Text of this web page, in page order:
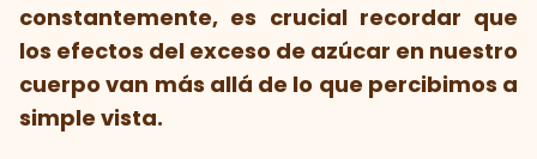
constantemente, es crucial recordar que
los efectos del exceso de azúcar en nuestro
cuerpo van más allá de lo que percibimos a
simple vista.